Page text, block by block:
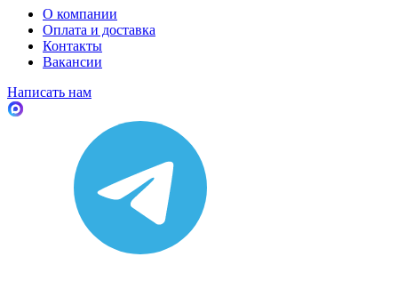
О компании
Оплата и доставка
Контакты
Вакансии
Написать нам